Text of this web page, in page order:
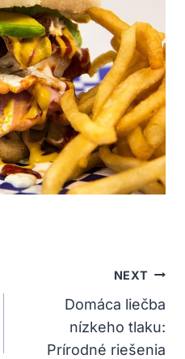
NEXT
Domáca liečba
nízkeho tlaku:
Prírodné riešenia